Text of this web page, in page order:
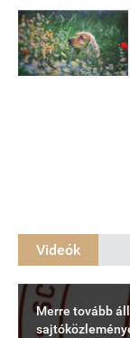
Videók
Merre tovább